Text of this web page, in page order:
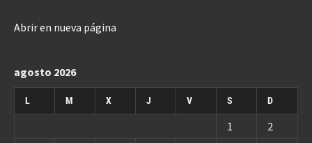
Abrir en nueva página
agosto 2026
L M X J V S D
1
2